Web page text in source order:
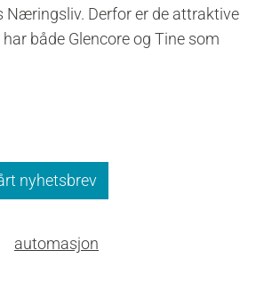
Næringsliv. Derfor er de attraktive
både Glencore og Tine som
nyhetsbrev
automasjon